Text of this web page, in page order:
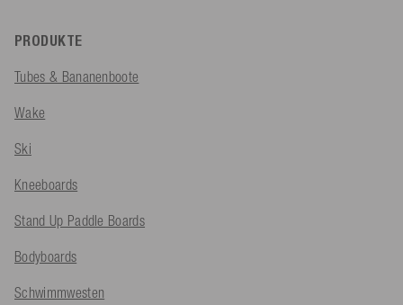
PRODUKTE
Tubes & Bananenboote
Wake
Ski
Kneeboards
Stand Up Paddle Boards
Bodyboards
Schwimmwesten